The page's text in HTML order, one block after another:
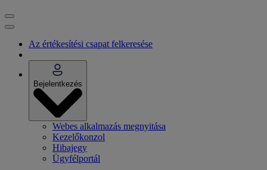
Az értékesítési csapat felkeresése
Bejelentkezés
Webes alkalmazás megnyitása
Kezelőkonzol
Hibajegy
Ügyfélportál